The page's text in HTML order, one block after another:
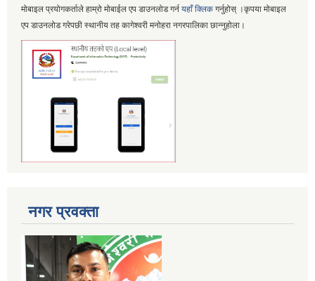
मोबाइल प्रयोगकर्ताले हाम्रो मोबाईल एप डाउनलोड गर्न यहाँ क्लिक गर्नुहोस् ।कृपया मोबाइल
एप डाउनलोड गरेपछी स्थानीय तह कागेश्वरी मनोहरा नगरपालिका छान्नुहोला।
नगर प्रवक्ता